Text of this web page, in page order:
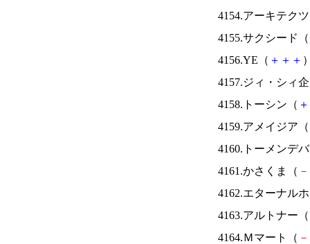
4154.アーキテク
4155.サクシード（
4156.YE（ ＋ ＋ ＋
4157.ジィ・シィ
4158.トーシン（ ＋
4159.アメイジア（
4160.トーメンデ
4161.かさくま（ －
4162.エターナル
4163.アルトナー（
4164.Ｍマート（ －